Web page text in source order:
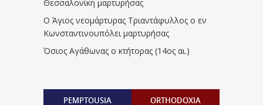
Θεσσαλονίκη μαρτυρήσας
Ο Άγιος νεομάρτυρας Τριαντάφυλλος ο εν
Κωνσταντινουπόλει μαρτυρήσας
Όσιος Αγάθωνας ο κτήτορας (14ος αι.)
PEMPTOUSIA ORTHODOXIA